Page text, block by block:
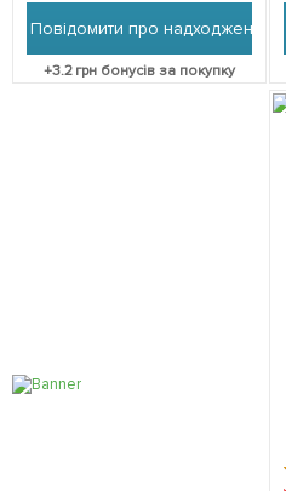
Повідомити про надходження
+3.2грн бонусів за покупку